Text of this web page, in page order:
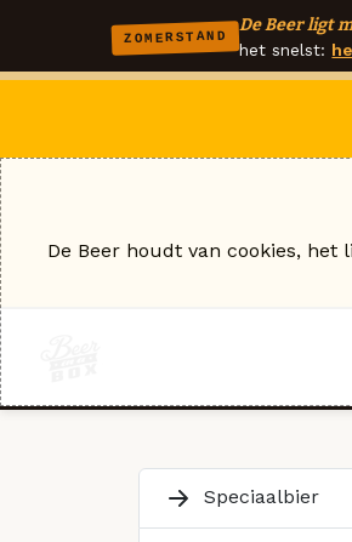
ZOMERSTAND
De Beer ligt
het snelst:
Speciaalbier
De Beer houdt van cookies,